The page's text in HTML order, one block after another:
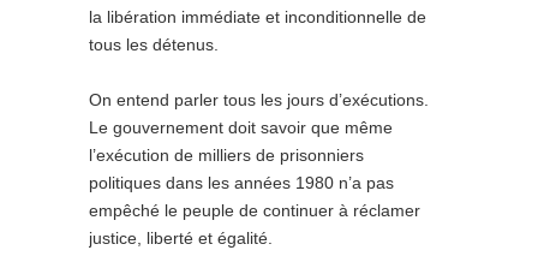
la libération immédiate et inconditionnelle de
tous les détenus.
On entend parler tous les jours d’exécutions.
Le gouvernement doit savoir que même
l’exécution de milliers de prisonniers
politiques dans les années 1980 n’a pas
empêché le peuple de continuer à réclamer
justice, liberté et égalité.